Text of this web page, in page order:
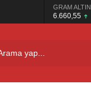
GRAM ALTIN
6.660,55